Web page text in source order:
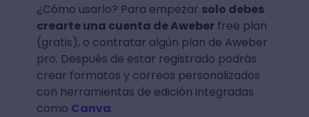
¿Cómo usarlo? Para empezar solo debes
crearte una cuenta de Aweber free plan
(gratis), o contratar algún plan de Aweber
pro. Después de estar registrado podrás
crear formatos y correos personalizados
con herramientas de edición integradas
como Canva.